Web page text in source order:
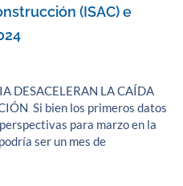
(ISAC) e
DESACELERAN LA CAÍDA
Si bien los primeros datos
para marzo en la
ser un mes de